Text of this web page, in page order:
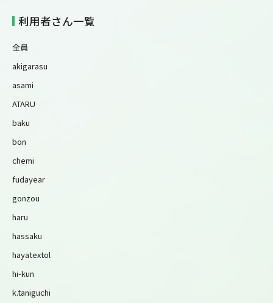
利用者さん一覧
全員
akigarasu
asami
ATARU
baku
bon
chemi
fudayear
gonzou
haru
hassaku
hayatextol
hi-kun
k.taniguchi